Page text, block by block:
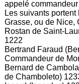
appelé
Les suivants
Grasse, ou de Nice,
Rostan de Saint-
1222
Bertrand Faraud
Commandeur de
Bernard de
de Chamboleto)